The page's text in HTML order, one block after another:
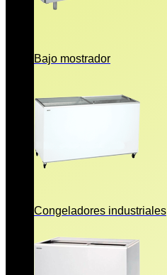
Bajo mostrador
Congeladores industriales